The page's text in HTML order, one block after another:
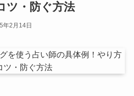
ツ・防ぐ方法
年2月14日